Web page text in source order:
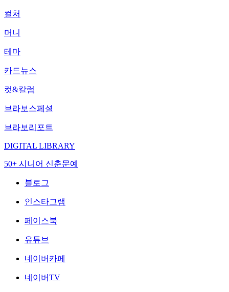
컬처
머니
테마
카드뉴스
컷&칼럼
브라보스페셜
브라보리포트
DIGITAL LIBRARY
50+ 시니어 신춘문예
블로그
인스타그램
페이스북
유튜브
네이버카페
네이버TV